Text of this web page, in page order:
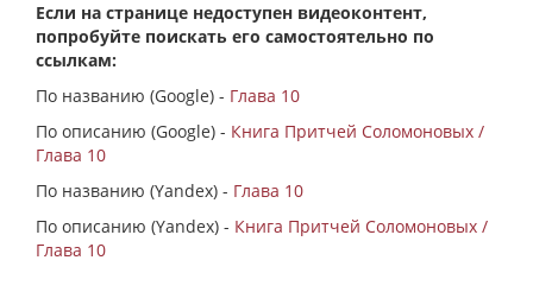
Если на странице недоступен видеоконтент,
попробуйте поискать его самостоятельно по
ссылкам:
По названию (Google) - Глава 10
По описанию (Google) - Книга Притчей Соломоновых /
Глава 10
По названию (Yandex) - Глава 10
По описанию (Yandex) - Книга Притчей Соломоновых /
Глава 10